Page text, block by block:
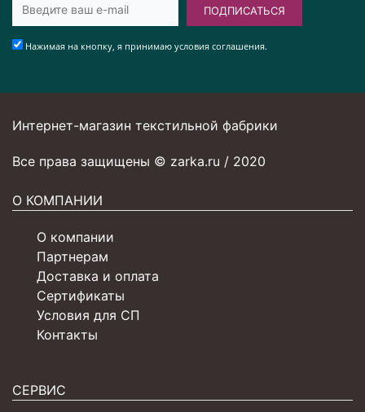
ПОДПИСАТЬСЯ
Нажимая на кнопку, я принимаю условия соглашения.
Интернет-магазин текстильной фабрики
Все права защищены © zarka.ru / 2020
О КОМПАНИИ
О компании
Партнерам
Доставка и оплата
Сертификаты
Условия для СП
Контакты
СЕРВИС